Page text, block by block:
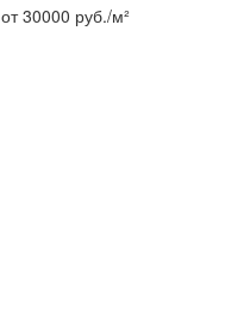
от 30000 руб./м²